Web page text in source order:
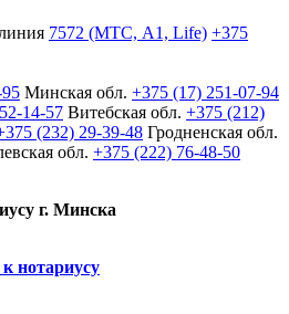
7572 (МТС, A1, Life) +375
Минская обл. +375 (17) 251-07-94
14-57 Витебская обл. +375 (212)
(232) 29-39-48 Гродненская обл.
обл. +375 (222) 76-48-50
г. Минска
нотариусу